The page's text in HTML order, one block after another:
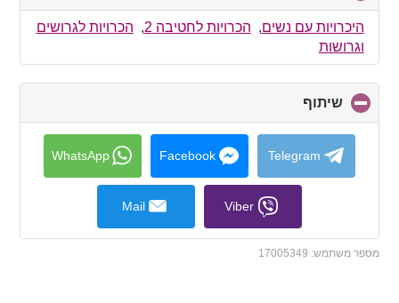
to
collapse
היכרויות עם נשים, הכרויות לחטיבה 2 , הכרויות לגרושים
וגרושות
שיתוף
to
collapse
contents
Telegram
Facebook
WhatsApp
Viber
Mail
מספר משתמש: 17005349